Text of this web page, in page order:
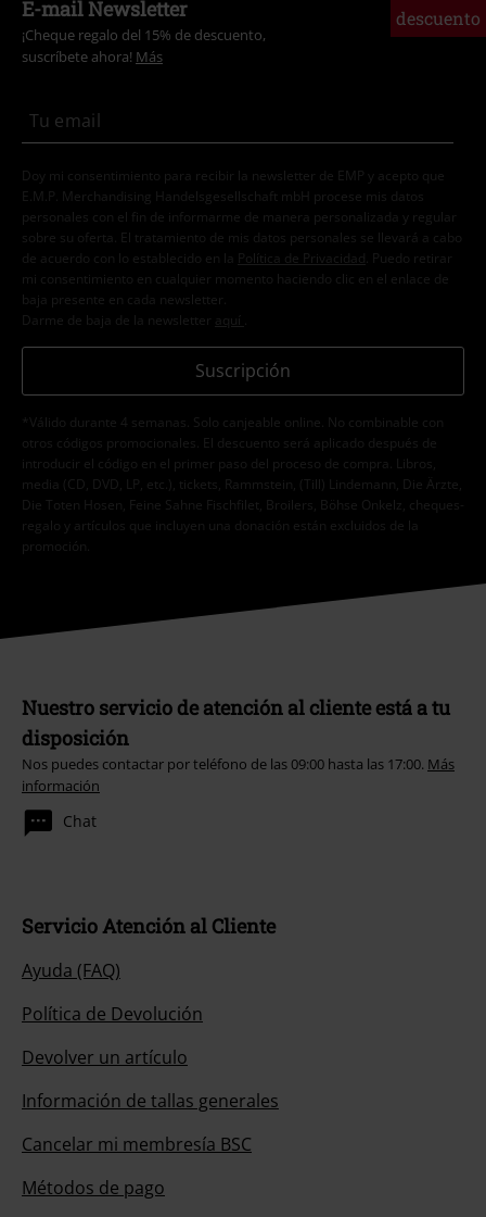
descuento
E-mail Newsletter
¡Cheque regalo del 15% de descuento,
suscríbete ahora! Más
Doy mi consentimiento para recibir la newsletter de EMP y acepto que
E.M.P. Merchandising Handelsgesellschaft mbH procese mis datos
personales con el fin de informarme de manera personalizada y regular
sobre su oferta. El tratamiento de mis datos personales se llevará a cabo
de acuerdo con lo establecido en la
Política de Privacidad . Puedo retirar
mi consentimiento en cualquier momento haciendo clic en el enlace de
baja presente en cada newsletter.
Darme de baja de la newsletter
aquí
Suscripción
*Válido durante 4 semanas. Solo canjeable online. No combinable con
otros códigos promocionales. El descuento será aplicado después de
introducir el código en el primer paso del proceso de compra. Libros,
media (CD, DVD, LP, etc.), tickets, Rammstein, (Till) Lindemann, Die Ärzte,
Die Toten Hosen, Feine Sahne Fischfilet, Broilers, Böhse Onkelz, cheques-
regalo y artículos que incluyen una donación están excluidos de la
promoción.
Nuestro servicio de atención al cliente está a tu
disposición
Nos puedes contactar por teléfono de las 09:00 hasta las 17:00. Más
información
Chat
Servicio Atención al Cliente
Ayuda (FAQ)
Política de Devolución
Devolver un artículo
Información de tallas generales
Cancelar mi membresía BSC
Métodos de pago